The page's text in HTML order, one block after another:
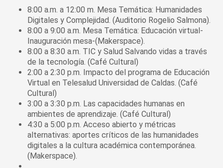
8:00 a.m. a 12:00 m. Mesa Temática: Humanidades
Digitales y Complejidad. (Auditorio Rogelio Salmona).
8:00 a 9:00 a.m. Mesa Temática: Educación virtual-
Inauguración mesa-(Makerspace).
8:00 a 8:30 a.m. TIC y Salud Salvando vidas a través
de la tecnología. (Café Cultural)
2:00 a 2:30 p.m. Impacto del programa de Educación
Virtual en Telesalud Universidad de Caldas. (Café
Cultural)
3:00 a 3:30 p.m. Las capacidades humanas en
ambientes de aprendizaje. (Café Cultural)
4:30 a 5:00 p.m. Acceso abierto y métricas
alternativas: aportes críticos de las humanidades
digitales a la cultura académica contemporánea.
(Makerspace).